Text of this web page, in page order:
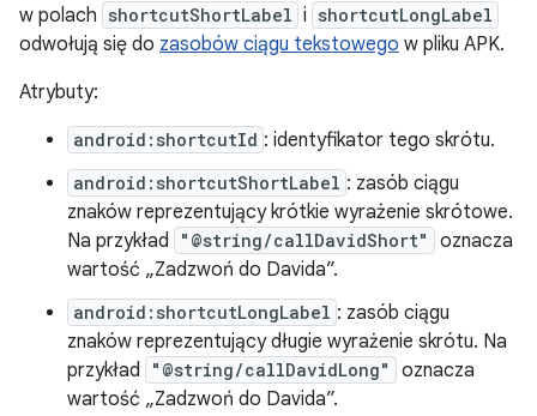
w polach shortcutShortLabel i shortcutLongLabel
odwołują się do zasobów ciągu tekstowego w pliku APK.
Atrybuty:
android:shortcutId : identyfikator tego skrótu.
android:shortcutShortLabel : zasób ciągu
znaków reprezentujący krótkie wyrażenie skrótowe.
Na przykład
"@string/callDavidShort"
oznacza
wartość „Zadzwoń do Davida”.
android:shortcutLongLabel : zasób ciągu
znaków reprezentujący długie wyrażenie skrótu. Na
przykład
"@string/callDavidLong"
oznacza
wartość „Zadzwoń do Davida”.